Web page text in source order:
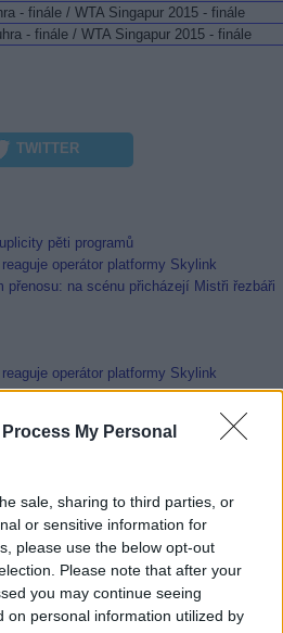
My Personal
sale, sharing to third parties, or
or sensitive information for
please use the below opt-out
Please note that after your
you may continue seeing
on personal information utilized by
- finále / WTA Singapur 2015 - finále
- finále / WTA Singapur 2015 - finále
TWITTER
pěti programů
operátor platformy Skylink
přenosu: na scénu přicházejí Mistři řezbáři
operátor platformy Skylink
přenosu: na scénu přicházejí Mistři řezbáři
Skylinku kvůli nezaplacené pokutě
s.r.o. Jihlava • linkový střídač • mzda
ubytování (Jihlava, okres Jihlava)
s.r.o. Jihlava • obsluha CNC strojů •
50.000 Kč • příspěvek na ubytování